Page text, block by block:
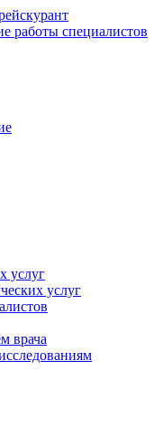
работы специалистов
услуг
услуг
врача